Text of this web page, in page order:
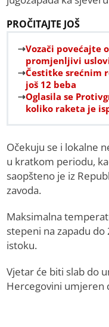
PROČITAJTE JOŠ
Vozači povećajte
promjenljivi
Čestitke srećnim
još 12 beba
Oglasila se
koliko raketa je
Očekuju se i lokalne
u kratkom periodu,
saopšteno je iz
zavoda.
Maksimalna
stepeni na zapadu do
istoku.
Vjetar će biti slab do
Hercegovini umjeren